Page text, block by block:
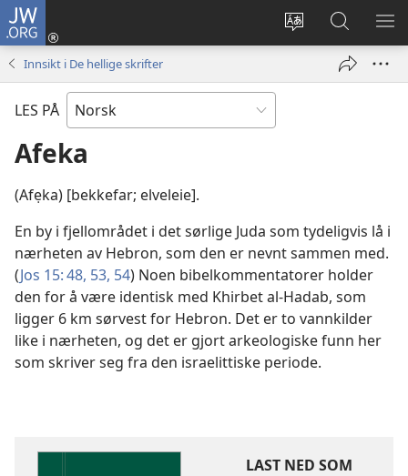
JW.ORG
Endre
Logg
inn
vindu)
Søk
på
JW.ORG
VIS
Innsikt i De hellige skrifter
LES PÅ
Afeka
(Afẹka) [bekkefar; elveleie].
En by i fjellområdet i det sørlige Juda som tydeligvis lå i
nærheten av Hebron, som den er nevnt sammen med.
(Jos 15: 48, 53, 54) Noen bibelkommentatorer holder
den for å være identisk med Khirbet al-Hadab, som
ligger 6 km sørvest for Hebron. Det er to vannkilder
like i nærheten, og det er gjort arkeologiske funn her
som skriver seg fra den israelittiske periode.
LAST NED SOM